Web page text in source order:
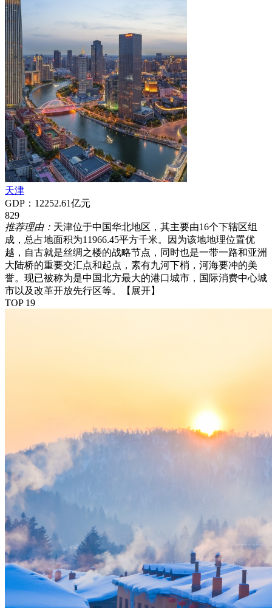
天津
GDP：12252.61亿元
829
推荐理由： 天津位于中国华北地区，其主要由16个下辖区组
成，总占地面积为11966.45平方千米。因为该地地理位置优
越，自古就是丝绸之楼的战略节点，同时也是一带一路和亚洲
大陆桥的重要交汇点和起点，素有九河下梢，河海要冲的美
誉。现已被称为是中国北方最大的港口城市，国际消费中心城
市以及改革开放先行区等。
【展开】
TOP 19